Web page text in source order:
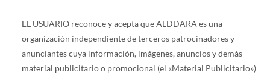
EL USUARIO reconoce y acepta que ALDDARA es una
organización independiente de terceros patrocinadores y
anunciantes cuya información, imágenes, anuncios y demás
material publicitario o promocional (el «Material Publicitario»)